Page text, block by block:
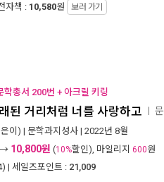
자책 : 10,580원 보러 가기
학총서 200번 + 아크릴 키링
된 거리처럼 너를 사랑하고
이) | 문학과지성사 | 2022년 8월
→ 10,800원 (10%할인), 마일리지 600원
) | 세일즈포인트 : 21,009